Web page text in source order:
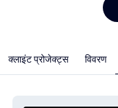
क्लाइंट प्रोजेक्ट्स विवरण